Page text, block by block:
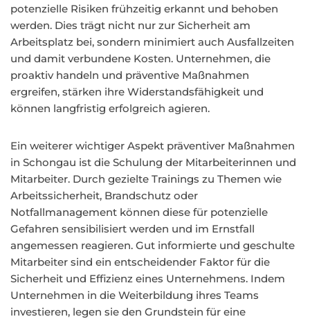
potenzielle Risiken frühzeitig erkannt und behoben
werden. Dies trägt nicht nur zur Sicherheit am
Arbeitsplatz bei, sondern minimiert auch Ausfallzeiten
und damit verbundene Kosten. Unternehmen, die
proaktiv handeln und präventive Maßnahmen
ergreifen, stärken ihre Widerstandsfähigkeit und
können langfristig erfolgreich agieren.
Ein weiterer wichtiger Aspekt präventiver Maßnahmen
in Schongau ist die Schulung der Mitarbeiterinnen und
Mitarbeiter. Durch gezielte Trainings zu Themen wie
Arbeitssicherheit, Brandschutz oder
Notfallmanagement können diese für potenzielle
Gefahren sensibilisiert werden und im Ernstfall
angemessen reagieren. Gut informierte und geschulte
Mitarbeiter sind ein entscheidender Faktor für die
Sicherheit und Effizienz eines Unternehmens. Indem
Unternehmen in die Weiterbildung ihres Teams
investieren, legen sie den Grundstein für eine